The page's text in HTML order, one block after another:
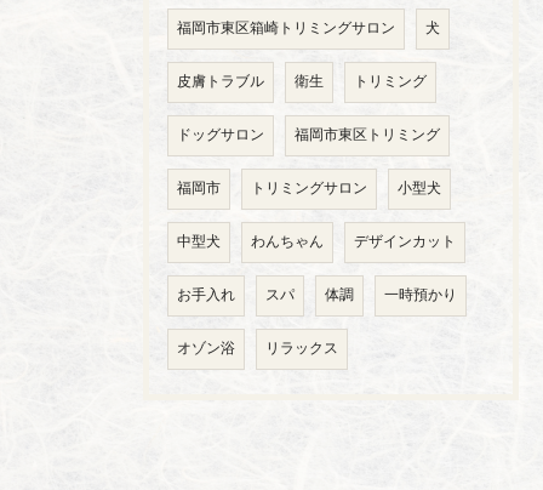
福岡市東区箱崎トリミングサロン 犬
皮膚トラブル 衛生 トリミング
ドッグサロン 福岡市東区トリミング
福岡市 トリミングサロン 小型犬
中型犬 わんちゃん デザインカット
お手入れ スパ 体調 一時預かり
オゾン浴 リラックス